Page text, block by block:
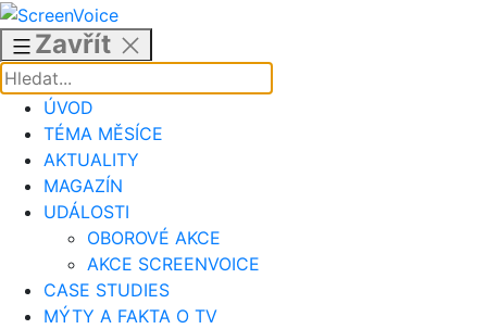
Přejít
obsahu
Zavřít
ÚVOD
TÉMA MĚSÍCE
AKTUALITY
MAGAZÍN
UDÁLOSTI
OBOROVÉ AKCE
AKCE SCREENVOICE
CASE STUDIES
MÝTY A FAKTA O TV